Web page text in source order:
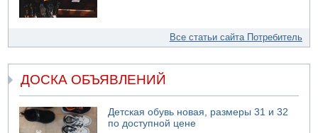
Все статьи сайта Потребитель
ДОСКА ОБЪЯВЛЕНИЙ
Детская обувь новая, размеры 31 и 32
по доступной цене